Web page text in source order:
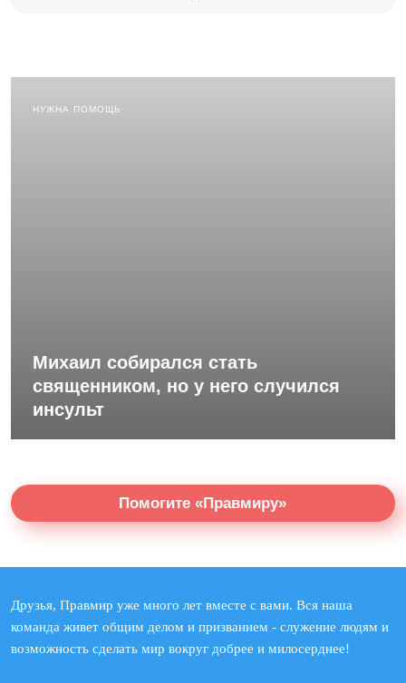
НУЖНА ПОМОЩЬ
Михаил собирался стать
священником, но у него случился
инсульт
Помогите «Правмиру»
Друзья, Правмир уже много лет вместе с вами. Вся наша
команда живет общим делом и призванием - служение людям и
возможность сделать мир вокруг добрее и милосерднее!